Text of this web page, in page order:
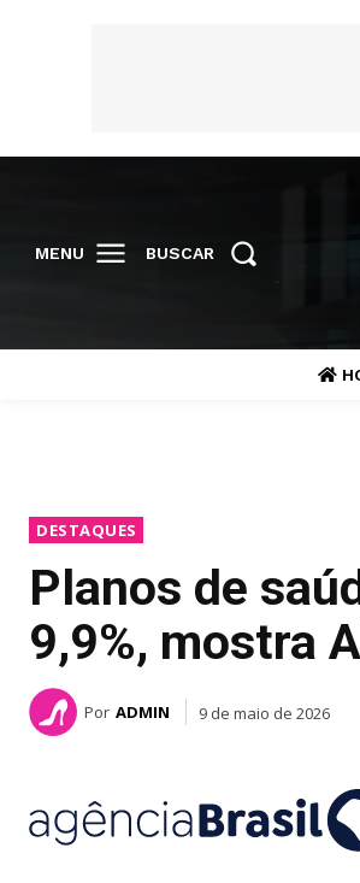
MENU BUSCAR
DESTAQUES
Planos de
9,9%, mostra
Por ADMIN 9 de maio de 2026